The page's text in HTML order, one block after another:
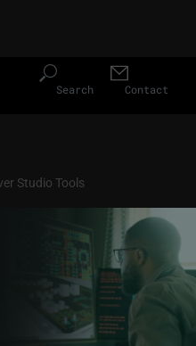
Search Contact
Studio Tools